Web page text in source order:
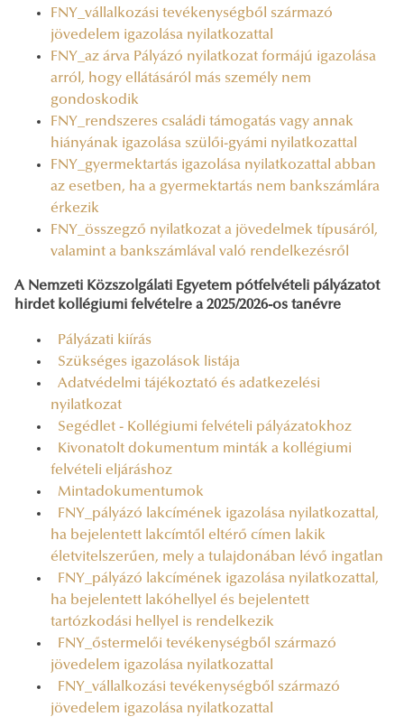
FNY_vállalkozási tevékenységből származó
jövedelem igazolása nyilatkozattal
FNY_az árva Pályázó nyilatkozat formájú igazolása
arról, hogy ellátásáról más személy nem
gondoskodik
FNY_rendszeres családi támogatás vagy annak
hiányának igazolása szülői-gyámi nyilatkozattal
FNY_gyermektartás igazolása nyilatkozattal abban
az esetben, ha a gyermektartás nem bankszámlára
érkezik
FNY_összegző nyilatkozat a jövedelmek típusáról,
valamint a bankszámlával való rendelkezésről
A Nemzeti Közszolgálati Egyetem pótfelvételi pályázatot
hirdet kollégiumi felvételre a 2025/2026-os tanévre
Pályázati kiírás
Szükséges igazolások listája
Adatvédelmi tájékoztató és adatkezelési
nyilatkozat
Segédlet - Kollégiumi felvételi pályázatokhoz
Kivonatolt dokumentum minták a kollégiumi
felvételi eljáráshoz
Mintadokumentumok
FNY_pályázó lakcímének igazolása nyilatkozattal,
ha bejelentett lakcímtől eltérő címen lakik
életvitelszerűen, mely a tulajdonában lévő ingatlan
FNY_pályázó lakcímének igazolása nyilatkozattal,
ha bejelentett lakóhellyel és bejelentett
tartózkodási hellyel is rendelkezik
FNY_őstermelői tevékenységből származó
jövedelem igazolása nyilatkozattal
FNY_vállalkozási tevékenységből származó
jövedelem igazolása nyilatkozattal